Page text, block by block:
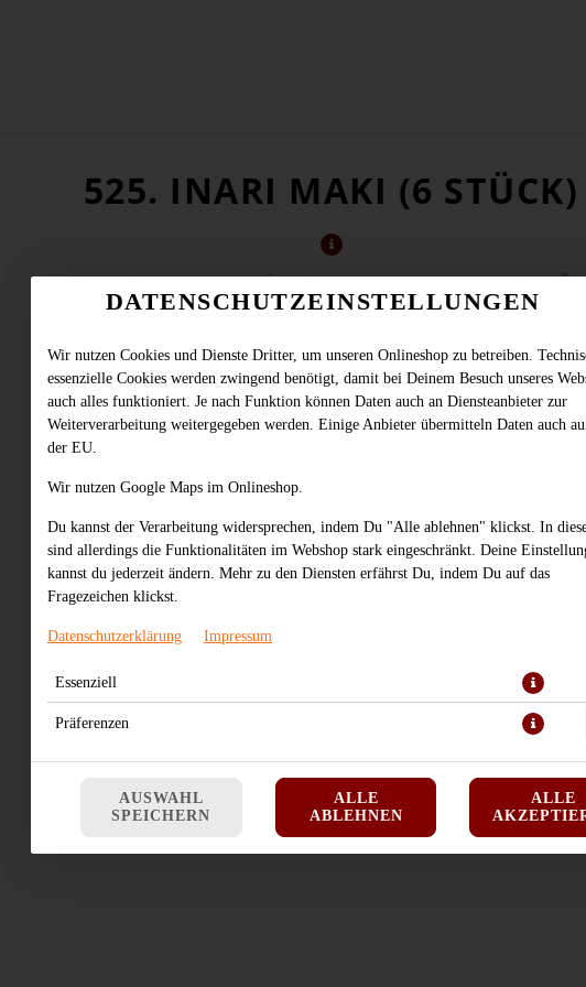
525. INARI MAKI (6 STÜCK)
DATENSCHUTZEINSTELLUNGEN
Wir nutzen Cookies und Dienste Dritter, um unseren Onlineshop zu betreiben.
essenzielle Cookies werden zwingend benötigt, damit bei Deinem Besuch unseres
auch alles funktioniert. Je nach Funktion können Daten auch an Diensteanbieter zur
Weiterverarbeitung weitergegeben werden. Einige Anbieter übermitteln Daten auch
der EU.
Wir nutzen Google Maps im Onlineshop.
Du kannst der Verarbeitung widersprechen, indem Du "Alle ablehnen" klickst. In
sind allerdings die Funktionalitäten im Webshop stark eingeschränkt. Deine
kannst du jederzeit ändern. Mehr zu den Diensten erfährst Du, indem Du auf das
Fragezeichen klickst.
Datenschutzerklärung Impressum
Essenziell
Präferenzen
AUSWAHL
SPEICHERN
ALLE
ABLEHNEN
ALLE